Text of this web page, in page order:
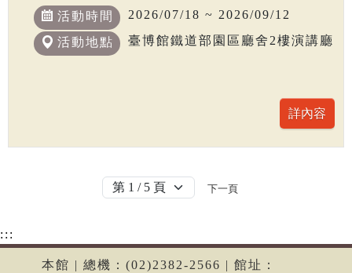
活動時間 2026/07/18 ~ 2026/09/12
活動地點 臺博館鐵道部園區廳舍2樓演講廳
下一頁
:::
本館 | 總機：(02)2382-2566 | 館址：